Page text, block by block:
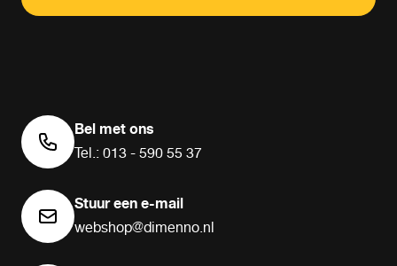
Bel met ons
Tel.: 013 - 590 55 37
Stuur een e-mail
webshop@dimenno.nl